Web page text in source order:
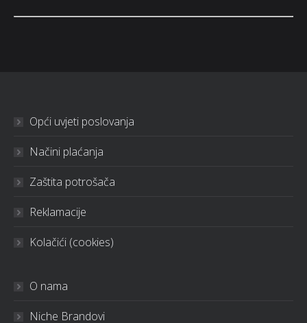
Opći uvjeti poslovanja
Načini plaćanja
Zaštita potrošača
Reklamacije
Kolačići (cookies)
O nama
Niche Brandovi